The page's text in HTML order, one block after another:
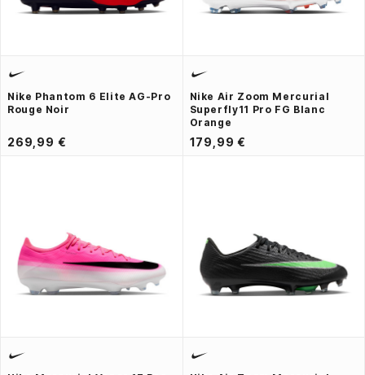
Nike Phantom 6 Elite AG-Pro
Rouge Noir
269,99 €
Nike Air Zoom Mercurial
Superfly11 Pro FG Blanc
Orange
179,99 €